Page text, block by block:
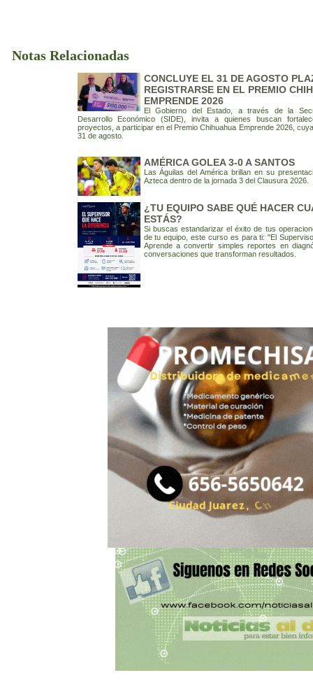
Notas Relacionadas
CONCLUYE EL 31 DE AGOSTO
REGISTRARSE EN EL PREMIO
EMPRENDE 2026
El Gobierno del Estado, a través de la
Desarrollo Económico (SIDE), invita a quienes buscan
proyectos, a participar en el Premio Chihuahua Emprende 2026,
31 de agosto.
AMÉRICA GOLEA 3-0 A SANTOS
Las Águilas del América brillan en su
Azteca dentro de la jornada 3 del Clausura 2026.
¿TU EQUIPO SABE QUÉ HACER
ESTÁS?
Si buscas estandarizar el éxito de tus
de tu equipo, este curso es para ti: "El
Aprende a convertir simples reportes en
conversaciones que transforman resultados.